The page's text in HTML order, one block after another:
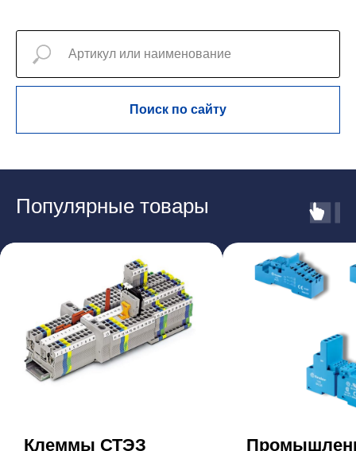
Поиск по сайту
Популярные товары
Клеммы СТЭЗ